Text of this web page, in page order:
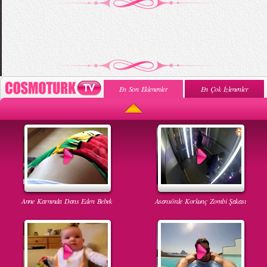
En Son Eklenenler En Çok İzlenenler
Anne Karnında Dans Eden Bebek Asansörde Korkunç Zombi Şakası